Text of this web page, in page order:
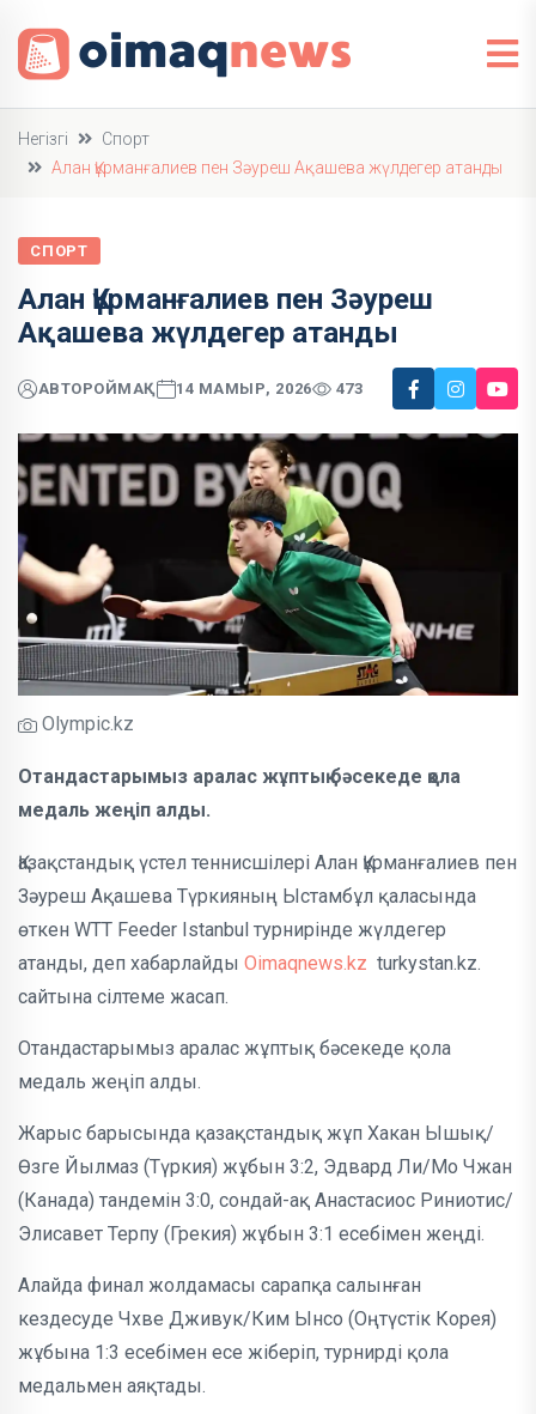
Негізгі
Спорт
Алан Құрманғалиев пен Зәуреш Ақашева жүлдегер атанды
СПОРТ
Алан Құрманғалиев пен Зәуреш
Ақашева жүлдегер атанды
АВТОРОЙМАҚ 14 МАМЫР, 2026 473
Оlympic.kz
Отандастарымыз аралас жұптық бәсекеде қола
медаль жеңіп алды.
Қазақстандық үстел теннисшілері Алан Құрманғалиев пен
Зәуреш Ақашева Түркияның Ыстамбұл қаласында
өткен WTT Feeder Istanbul турнирінде жүлдегер
атанды, деп хабарлайды Oimaqnews.kz turkystan.kz.
сайтына сілтеме жасап.
Отандастарымыз аралас жұптық бәсекеде қола
медаль жеңіп алды.
Жарыс барысында қазақстандық жұп Хакан Ышық/
Өзге Йылмаз (Түркия) жұбын 3:2, Эдвард Ли/Мо Чжан
(Канада) тандемін 3:0, сондай-ақ Анастасиос Риниотис/
Элисавет Терпу (Грекия) жұбын 3:1 есебімен жеңді.
Алайда финал жолдамасы сарапқа салынған
кездесуде Чхве Дживук/Ким Ынсо (Оңтүстік Корея)
жұбына 1:3 есебімен есе жіберіп, турнирді қола
медальмен аяқтады.